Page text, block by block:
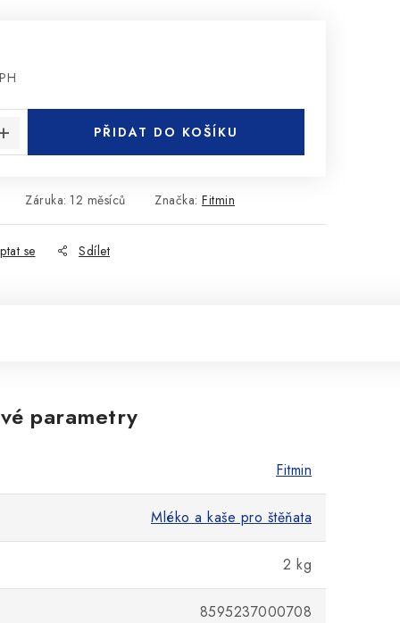
PŘIDAT DO KOŠÍKU
Záruka: 12 měsíců Značka: Fitmin
se Sdílet
parametry
Fitmin
Mléko a kaše pro štěňata
2 kg
8595237000708